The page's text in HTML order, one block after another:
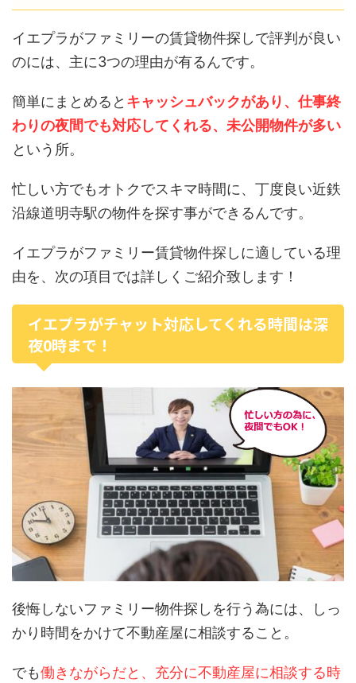
イエプラがファミリーの賃貸物件探しで評判が良い
のには、主に3つの理由が有るんです。
簡単にまとめると キャッシュバックがあり、仕事終
わりの夜間でも対応してくれる、未公開物件が多い
という所。
忙しい方でもオトクでスキマ時間に、丁度良い近鉄
沿線道明寺駅の物件を探す事ができるんです。
イエプラがファミリー賃貸物件探しに適している理
由を、次の項目では詳しくご紹介致します！
イエプラがチャット対応してくれる時間は深
夜0時まで！
後悔しないファミリー物件探しを行う為には、しっ
かり時間をかけて不動産屋に相談すること。
でも働きながらだと、充分に不動産屋に相談する時